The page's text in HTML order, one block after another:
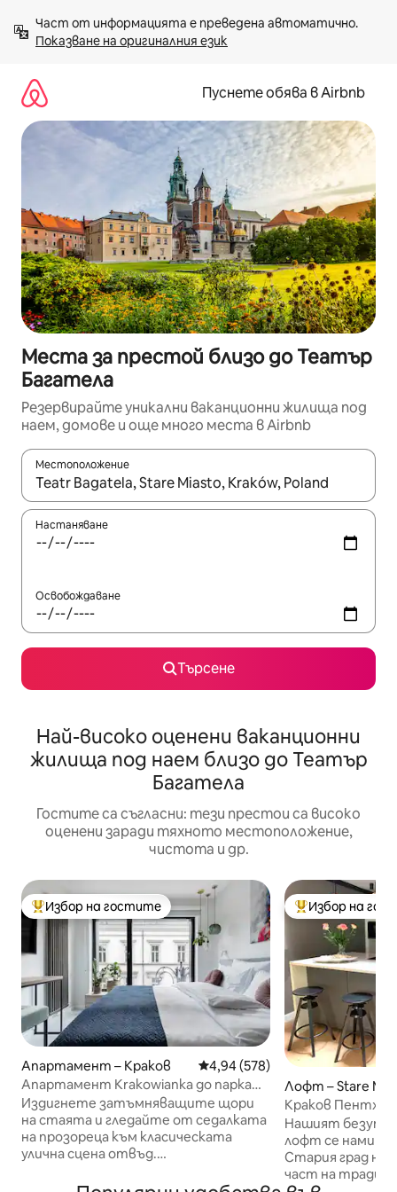
към
съдържанието
Показване на оригиналния език
Пуснете обява в Airbnb
Места за престой близо до Театър
Багатела
Резервирайте уникални ваканционни жилища под
наем, домове и още много места в Airbnb
Местоположение
Когато резултатите се покажат, използвайте
Настаняване
Освобождаване
Търсене
Най-високо оценени ваканционни
жилища под наем близо до Театър
Багатела
Гостите са съгласни: тези престои са високо
оценени заради тяхното местоположение,
чистота и др.
Най-популярен избор на гостите
Избор на гостите
Апартамент – Краков Средна оценка: 4,94 от 5,
4,94 (578)
Апартамент Krakowianka до парка
Планти близо до Стария град
Издигнете затъмняващите щори
на стаята и гледайте от седалката
на прозореца към класическата
улична сцена отвъд.
стенна картина на момиче в
Най-популярен
Избор на
Лофт – Stare
ów
Краков
Нашият
лофт се намира
Стария град на
част на